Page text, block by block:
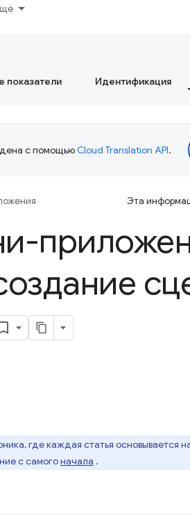
показатели Идентификация
с помощьюCloud Translation API.
Эта
где каждая статья основывается
с самогоначала .